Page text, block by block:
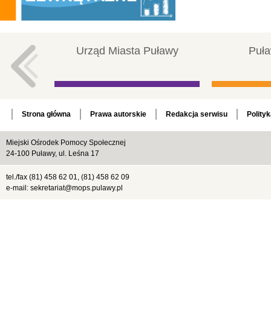
Urząd Miasta Puławy
Strona główna Prawa autorskie Redakcja serwisu
Miejski Ośrodek Pomocy Społecznej
24-100 Puławy, ul. Leśna 17
tel./fax (81) 458 62 01, (81) 458 62 09
e-mail: sekretariat@mops.pulawy.pl